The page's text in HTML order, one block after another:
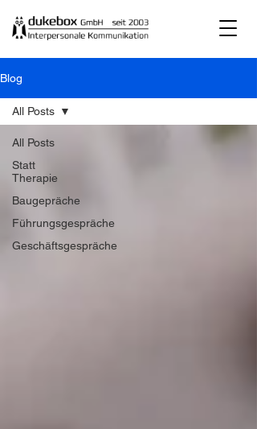
Blog
All Posts
Statt
Therapie
Baugepräche
Führungsgespräche
Geschäftsgespräche
All Posts